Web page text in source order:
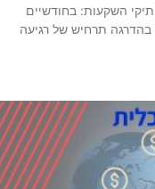
תיקי השקעות: בחודשיים
בהדרגה תרחיש של רגיעה